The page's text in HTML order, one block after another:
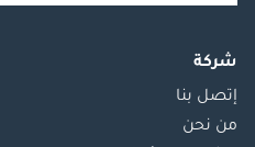
شركة
إتصل بنا
من نحن